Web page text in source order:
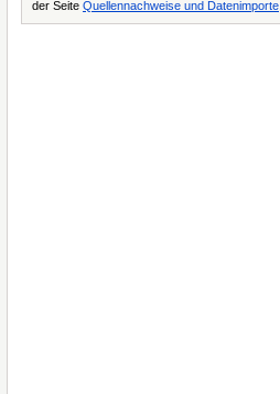
der Seite Quellennachweise und Datenimporte